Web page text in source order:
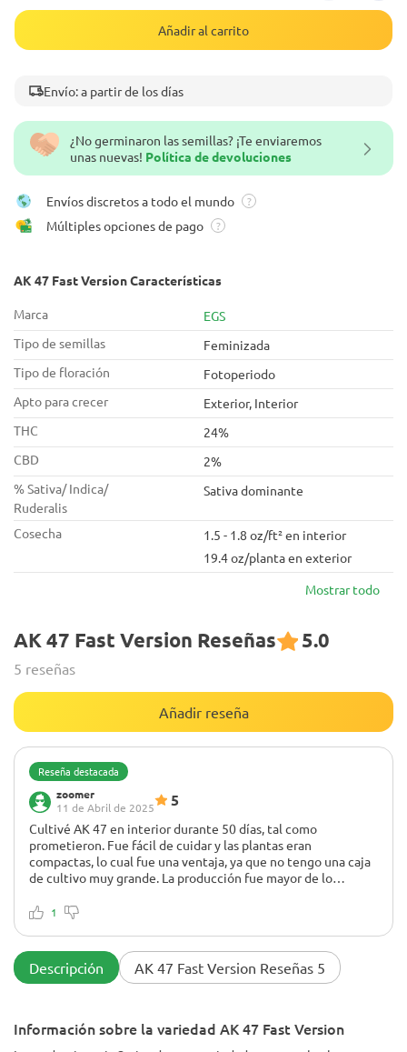
¿No germinaron las semillas? ¡Te enviaremos
unas nuevas! Política de devoluciones
Envíos discretos a todo el mundo ?
Múltiples opciones de pago ?
AK 47 Fast Version Características
Marca
EGS
Tipo de semillas
Feminizada
Tipo de floración
Fotoperiodo
Apto para crecer
Exterior, Interior
THC
24%
CBD
2%
% Sativa/ Indica/
Ruderalis
Sativa dominante
Cosecha
1.5 - 1.8 oz/ft² en interior
19.4 oz/planta en exterior
Mostrar todo
AK 47 Fast Version Reseñas 5.0
5 reseñas
Añadir reseña
Reseña destacada
zoomer
11 de Abril de 2025
5
Cultivé AK 47 en interior durante 50 días, tal como
prometieron. Fue fácil de cuidar y las plantas eran
compactas, lo cual fue una ventaja, ya que no tengo una caja
de cultivo muy grande. La producción fue mayor de lo
principiante, lo considero un buen resultado.
1
Descripción AK 47 Fast Version Reseñas 5
Información sobre la variedad AK 47 Fast Version
Añadir al carrito
Envío: a partir de los días